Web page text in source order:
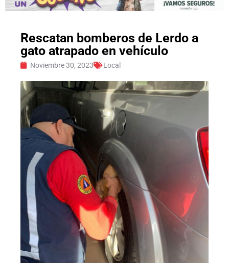
Rescatan bomberos de Lerdo a
gato atrapado en vehículo
Noviembre 30, 2023 Local